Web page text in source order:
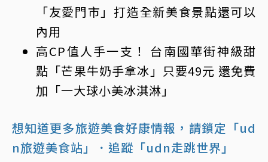
「友愛門市」打造全新美食景點還可以
內用
高CP值人手一支！ 台南國華街神級甜
點「芒果牛奶手拿冰」只要49元 還免費
加「一大球小美冰淇淋」
想知道更多旅遊美食好康情報，請鎖定「ud
n旅遊美食站」
．追蹤「udn走跳世界」